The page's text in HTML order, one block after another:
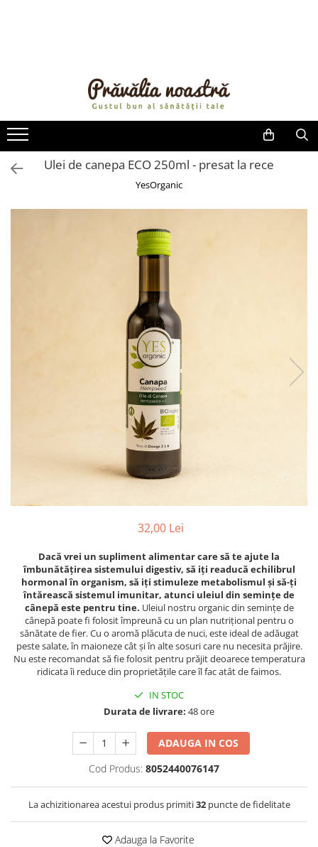
ULEIURI ȘI UNTURI
MĂSLINE
NUCI ȘI SEMINȚE
FRUCTE DESHIDRATATE
ÎNDULCITORI NATURALI / MIERE
FRUCTE LA CONSERVĂ
CREME ȘI PASTE TARTINABILE
REMEDII NATURISTE
TOATE PRODUSELE
Ulei de canepa ECO 250ml - presat la rece
YesOrganic
32,00 Lei
Dacă vrei un supliment alimentar care să te ajute la
îmbunătățirea sistemului digestiv, să iți readucă echilibrul
hormonal în organism, să iți stimuleze metabolismul și să-ți
întărească sistemul imunitar, atunci uleiul din semințe de
cânepă este pentru tine. Uleiul nostru organic din semințe de
cânepă poate fi folosit împreună cu un plan nutrițional pentru o
sănătate de fier. Cu o aromă plăcuta de nuci, este ideal de adăugat
peste salate, în maioneze cât și în alte sosuri care nu necesita prăjire.
Nu este recomandat să fie folosit pentru prăjit deoarece temperatura
ridicata îi reduce din proprietățile care îl fac atât de faimos.
IN STOC
Durata de livrare: 48 ore
ADAUGA IN COS
Cod Produs: 8052440076147
La achizitionarea acestui produs primiti32puncte de fidelitate
Adauga la Favorite